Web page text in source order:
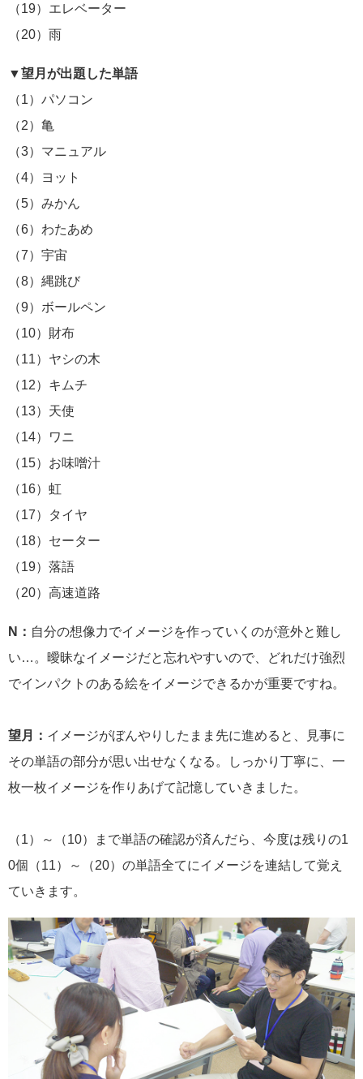
（19）エレベーター
（20）雨
▼望月が出題した単語
（1）パソコン
（2）亀
（3）マニュアル
（4）ヨット
（5）みかん
（6）わたあめ
（7）宇宙
（8）縄跳び
（9）ボールペン
（10）財布
（11）ヤシの木
（12）キムチ
（13）天使
（14）ワニ
（15）お味噌汁
（16）虹
（17）タイヤ
（18）セーター
（19）落語
（20）高速道路
N： 自分の想像力でイメージを作っていくのが意外と難し
い…。曖昧なイメージだと忘れやすいので、どれだけ強烈
でインパクトのある絵をイメージできるかが重要ですね。
望月： イメージがぼんやりしたまま先に進めると、見事に
その単語の部分が思い出せなくなる。しっかり丁寧に、一
枚一枚イメージを作りあげて記憶していきました。
（1）～（10）まで単語の確認が済んだら、今度は残りの1
0個（11）～（20）の単語全てにイメージを連結して覚え
ていきます。